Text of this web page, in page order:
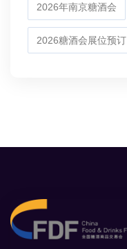
2026年南京糖酒会
2026糖酒会展位预订